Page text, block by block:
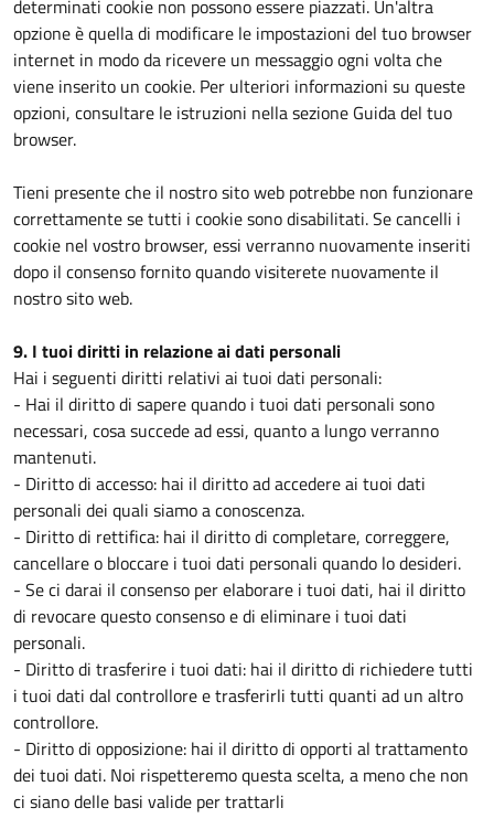
determinati cookie non possono essere piazzati. Un'altra
opzione è quella di modificare le impostazioni del tuo browser
internet in modo da ricevere un messaggio ogni volta che
viene inserito un cookie. Per ulteriori informazioni su queste
opzioni, consultare le istruzioni nella sezione Guida del tuo
browser.
Tieni presente che il nostro sito web potrebbe non funzionare
correttamente se tutti i cookie sono disabilitati. Se cancelli i
cookie nel vostro browser, essi verranno nuovamente inseriti
dopo il consenso fornito quando visiterete nuovamente il
nostro sito web.
9. I tuoi diritti in relazione ai dati personali
Hai i seguenti diritti relativi ai tuoi dati personali:
- Hai il diritto di sapere quando i tuoi dati personali sono
necessari, cosa succede ad essi, quanto a lungo verranno
mantenuti.
- Diritto di accesso: hai il diritto ad accedere ai tuoi dati
personali dei quali siamo a conoscenza.
- Diritto di rettifica: hai il diritto di completare, correggere,
cancellare o bloccare i tuoi dati personali quando lo desideri.
- Se ci darai il consenso per elaborare i tuoi dati, hai il diritto
di revocare questo consenso e di eliminare i tuoi dati
personali.
- Diritto di trasferire i tuoi dati: hai il diritto di richiedere tutti
i tuoi dati dal controllore e trasferirli tutti quanti ad un altro
controllore.
- Diritto di opposizione: hai il diritto di opporti al trattamento
dei tuoi dati. Noi rispetteremo questa scelta, a meno che non
ci siano delle basi valide per trattarli